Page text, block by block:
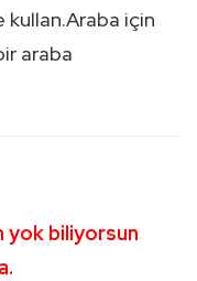
için
araba
yok biliyorsun